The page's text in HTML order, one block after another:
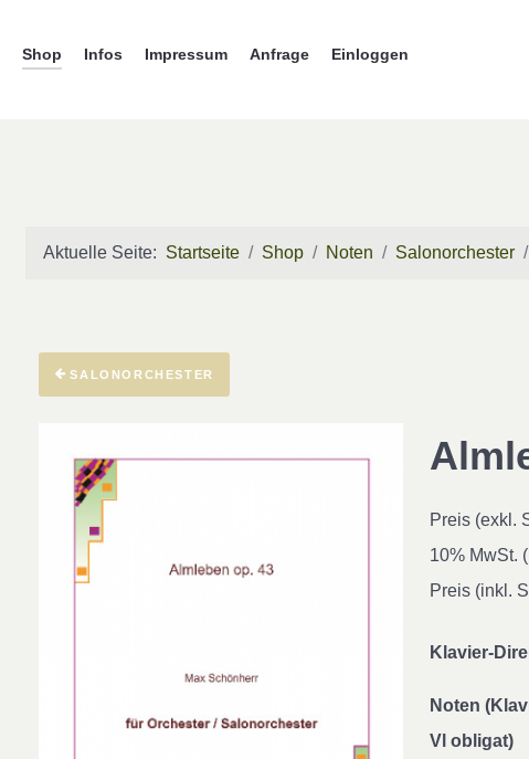
Shop Infos Impressum Anfrage Einloggen
Aktuelle Seite: Startseite Shop Noten Salonorchester
SALONORCHESTER
Preis (exkl.
10% MwSt.
Preis (inkl.
Klavier-
Noten
Vl obligat)